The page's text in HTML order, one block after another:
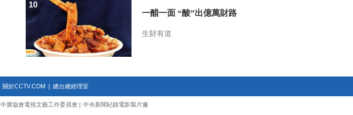
一醋一面 “酸”出億萬財路
生財有道
10
關於CCTV.COM 總台總經理室
中廣協會電視文藝工作委員會 中央新聞紀錄電影製片廠